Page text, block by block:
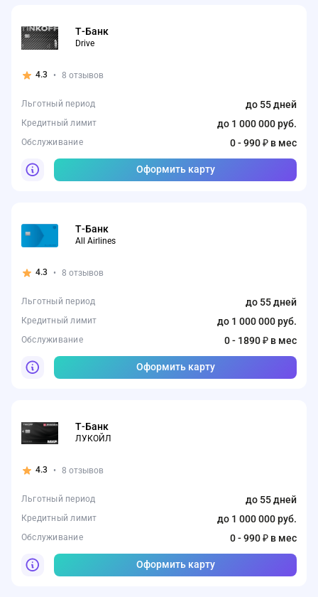
Т-Банк
Drive
4.3 • 8 отзывов
Льготный период до 55 дней
Кредитный лимит до 1 000 000 руб.
Обслуживание 0 - 990 ₽ в мес
Оформить карту
Т-Банк
All Airlines
4.3 • 8 отзывов
Льготный период до 55 дней
Кредитный лимит до 1 000 000 руб.
Обслуживание 0 - 1890 ₽ в мес
Оформить карту
Т-Банк
ЛУКОЙЛ
4.3 • 8 отзывов
Льготный период до 55 дней
Кредитный лимит до 1 000 000 руб.
Обслуживание 0 - 990 ₽ в мес
Оформить карту